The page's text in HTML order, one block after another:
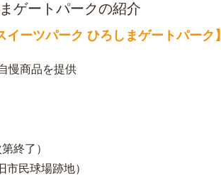
ゲートパークの紹介
ーツパーク ひろしまゲートパーク】
慢商品を提供
終了）
市民球場跡地）